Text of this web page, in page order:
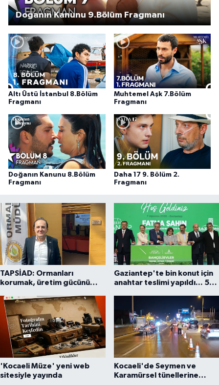
Doğanın Kanunu 9.Bölüm Fragmanı
Altı Üstü İstanbul 8.Bölüm
Fragmanı
Muhtemel Aşk 7.Bölüm
Fragmanı
Doğanın Kanunu 8.Bölüm
Fragmanı
Daha 17 9. Bölüm 2.
Fragmanı
TAPSİAD: Ormanları
korumak, üretim gücünü
Gaziantep'te bin konut için
anahtar teslimi yapıldı... 5
'Kocaeli Müze' yeni web
sitesiyle yayında
Kocaeli'de Seymen ve
Karamürsel tünellerine